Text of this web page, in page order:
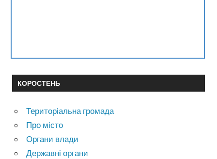
КОРОСТЕНЬ
Територіальна громада
Про місто
Органи влади
Державні органи